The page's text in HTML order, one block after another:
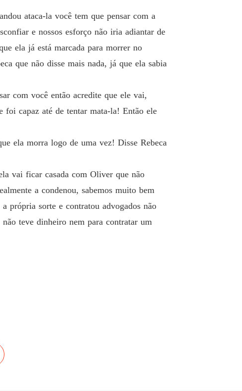
ataca-la você tem que pensar com a
e nossos esforço não iria adiantar de
ela já está marcada para morrer no
que não disse mais nada, já que ela sabia
com você então acredite que ele vai,
foi capaz até de tentar mata-la! Então ele
ela morra logo de uma vez! Disse Rebeca
vai ficar casada com Oliver que não
a condenou, sabemos muito bem
própria sorte e contratou advogados não
teve dinheiro nem para contratar um